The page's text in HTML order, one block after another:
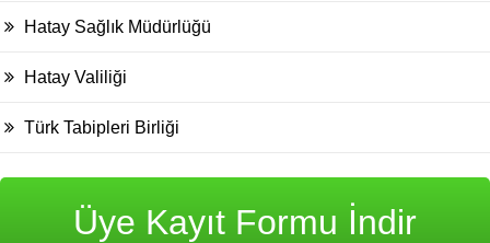
Hatay Sağlık Müdürlüğü
Hatay Valiliği
Türk Tabipleri Birliği
Üye Kayıt Formu İndir